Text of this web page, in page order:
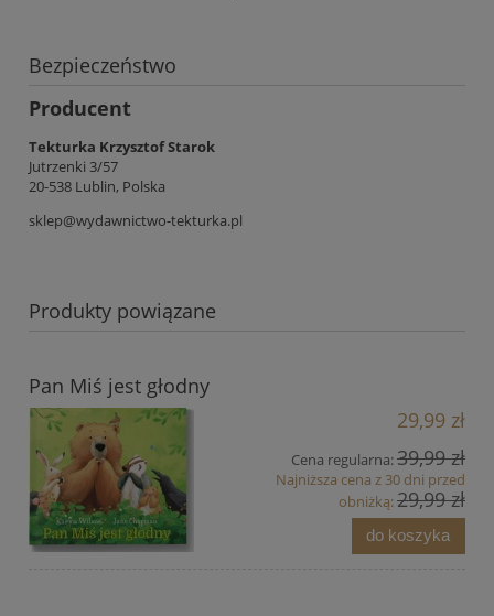
Bezpieczeństwo
Producent
Tekturka Krzysztof Starok
Jutrzenki 3/57
20-538 Lublin, Polska
sklep@wydawnictwo-tekturka.pl
Produkty powiązane
Pan Miś jest głodny
29,99 zł
Cena regularna:39,99 zł
Najniższa cena z 30 dni przed
obniżką:29,99 zł
do koszyka